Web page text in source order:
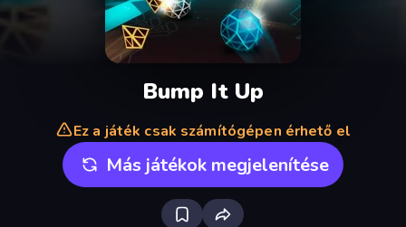
Bump It Up
Ez a játék csak számítógépen érhető el
Más játékok megjelenítése